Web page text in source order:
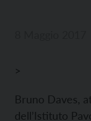
>
Bruno Daves,
dell’Istituto